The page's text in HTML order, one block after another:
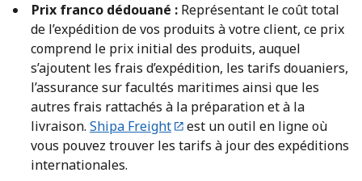
Prix franco dédouané :Représentant le coût total
de l’expédition de vos produits à votre client, ce prix
comprend le prix initial des produits, auquel
s’ajoutent les frais d’expédition, les tarifs douaniers,
l’assurance sur facultés maritimes ainsi que les
autres frais rattachés à la préparation et à la
livraison. Shipa Freight
est un outil en ligne où
vous pouvez trouver les tarifs à jour des expéditions
internationales.